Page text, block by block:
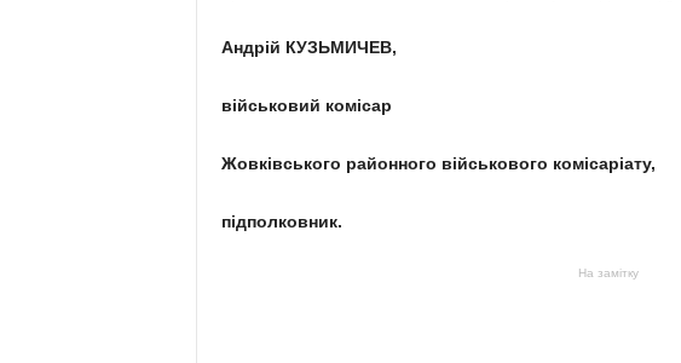
Андрій КУЗЬМИЧЕВ,
військовий комісар
Жовківського районного військового комісаріату,
підполковник.
На замітку